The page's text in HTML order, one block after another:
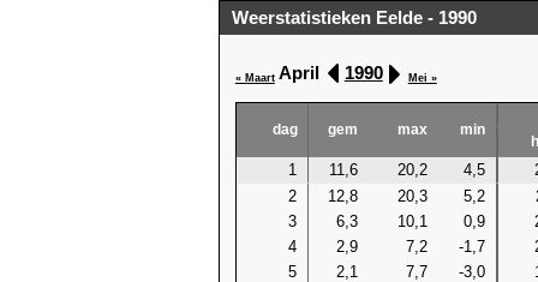
Weerstatistieken Eelde - 1990
« MaartApril 1990 Mei »
dag gem max min
1 11,6 20,2 4,5
2
12,8 20,3 5,2
3
6,3 10,1 0,9
4
2,9 7,2 -1,7
5
2,1 7,7 -3,0